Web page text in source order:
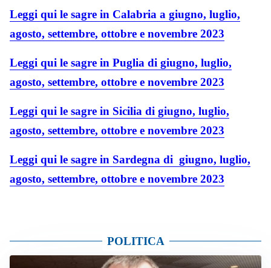
Leggi qui le sagre in Calabria a giugno, luglio,
agosto, settembre, ottobre e novembre 2023
Leggi qui le sagre in Puglia di giugno, luglio,
agosto, settembre, ottobre e novembre 2023
Leggi qui le sagre in Sicilia di giugno, luglio,
agosto, settembre, ottobre e novembre 2023
Leggi qui le sagre in Sardegna di giugno, luglio,
agosto, settembre, ottobre e novembre 2023
POLITICA